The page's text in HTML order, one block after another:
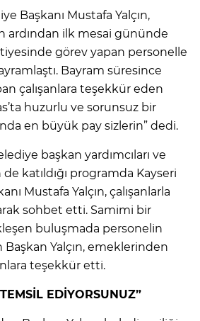
Başkanı Mustafa Yalçın,
ardından ilk mesai gününde
görev yapan personelle
Bayram süresince
çalışanlara teşekkür eden
huzurlu ve sorunsuz bir
en büyük pay sizlerin” dedi.
başkan yardımcıları ve
katıldığı programda Kayseri
Mustafa Yalçın, çalışanlarla
sohbet etti. Samimi bir
buluşmada personelin
Başkan Yalçın, emeklerinden
teşekkür etti.
EDİYORSUNUZ”